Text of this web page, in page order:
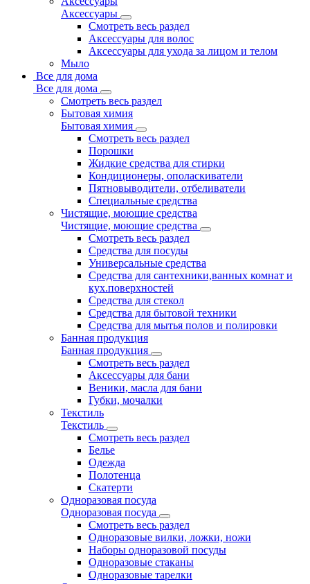
Аксессуары
Смотреть весь раздел
Аксессуары для волос
Аксессуары для ухода за лицом и телом
Мыло
Все для дома
Все для дома
Смотреть весь раздел
Бытовая химия
Бытовая химия
Смотреть весь раздел
Порошки
Жидкие средства для стирки
Кондиционеры, ополаскиватели
Пятновыводители, отбеливатели
Специальные средства
Чистящие, моющие средства
Чистящие, моющие средства
Смотреть весь раздел
Средства для посуды
Универсальные средства
Средства для сантехники,ванных комнат и
кух.поверхностей
Средства для стекол
Средства для бытовой техники
Средства для мытья полов и полировки
Банная продукция
Банная продукция
Смотреть весь раздел
Аксессуары для бани
Веники, масла для бани
Губки, мочалки
Текстиль
Текстиль
Смотреть весь раздел
Белье
Одежда
Полотенца
Скатерти
Одноразовая посуда
Одноразовая посуда
Смотреть весь раздел
Одноразовые вилки, ложки, ножи
Наборы одноразовой посуды
Одноразовые стаканы
Одноразовые тарелки